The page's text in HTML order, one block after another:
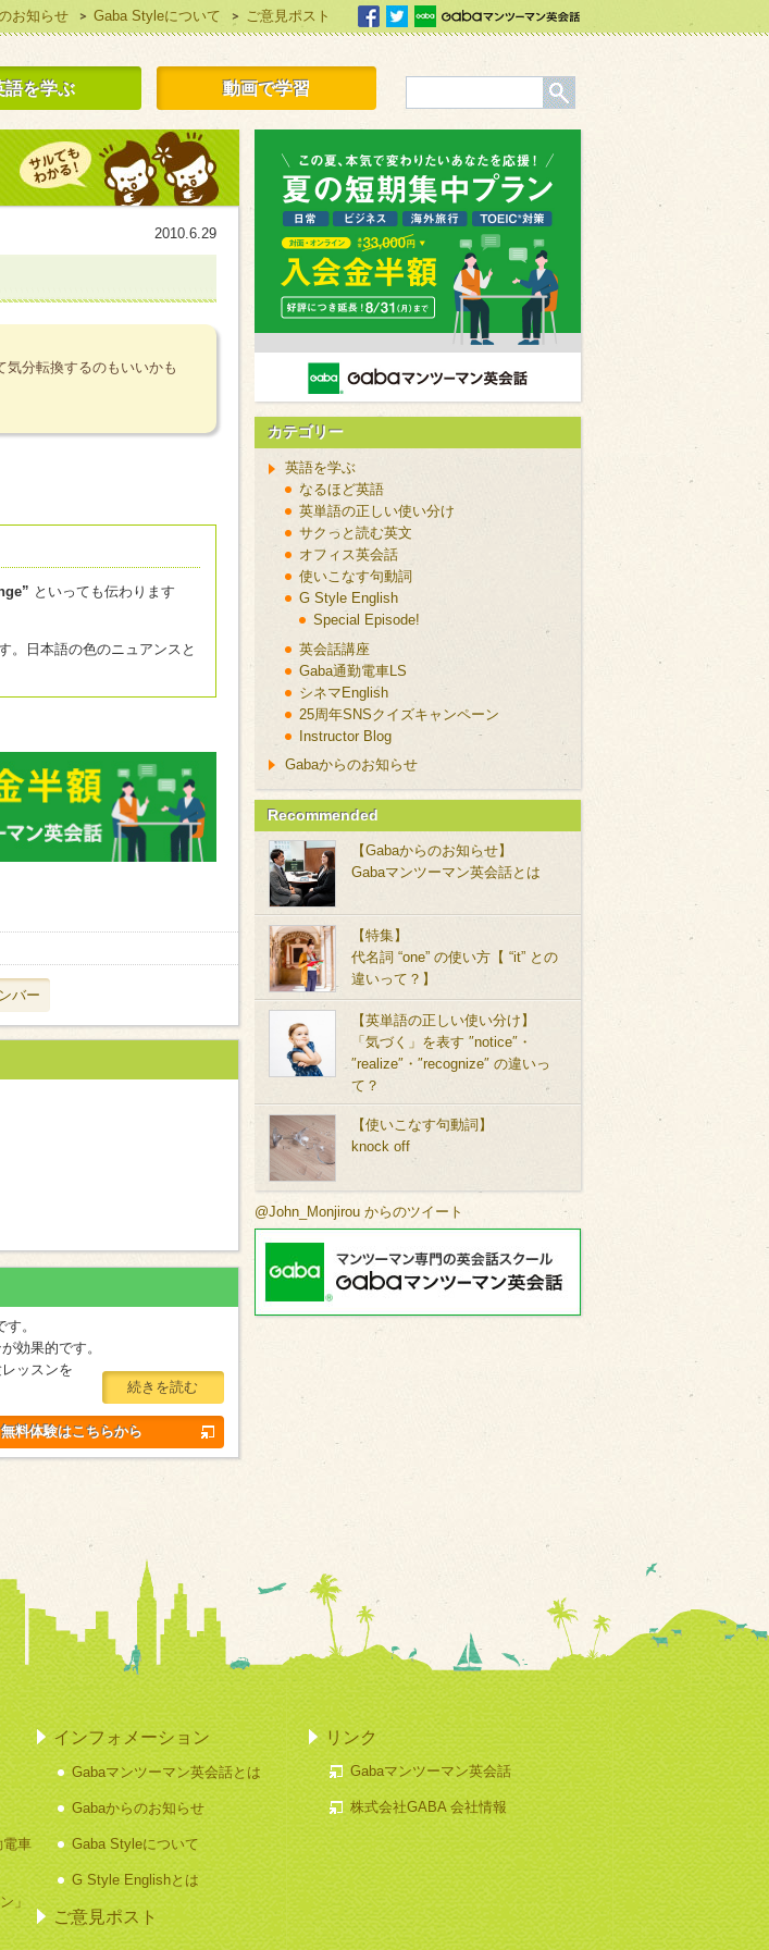
お知らせ Gaba Styleについて ご意見ポスト facebook
Twitter Gabaマンツーマン英会話
語を学ぶ 動画で学習
2010.6.29
気分転換するのもいいかも
といっても伝わります
。日本語の色のニュアンスと
バー
。
効果的です。
ッスンを
続きを読む
料体験はこちらから
カテゴリー
英語を学ぶ
なるほど英語
英単語の正しい使い分け
サクっと読む英文
オフィス英会話
使いこなす句動詞
G Style English
Special Episode!
英会話講座
Gaba通勤電車LS
シネマEnglish
25周年SNSクイズキャンペーン
Instructor Blog
Gabaからのお知らせ
Recommended
【Gabaからのお知らせ】
Gabaマンツーマン英会話とは
【特集】
代名詞 “one” の使い方【 “it” との
違いって？】
【英単語の正しい使い分け】
「気づく」を表す ″notice″・
″realize″・″recognize″ の違いっ
て？
【使いこなす句動詞】
knock off
@John_Monjirou からのツイート
電車
」
インフォメーション
Gabaマンツーマン英会話とは
Gabaからのお知らせ
Gaba Styleについて
G Style Englishとは
ご意見ポスト
リンク
Gabaマンツーマン英会話
株式会社GABA 会社情報